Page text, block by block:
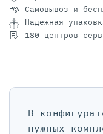
Самовывоз и
Надежная
180 центров
В
нужных